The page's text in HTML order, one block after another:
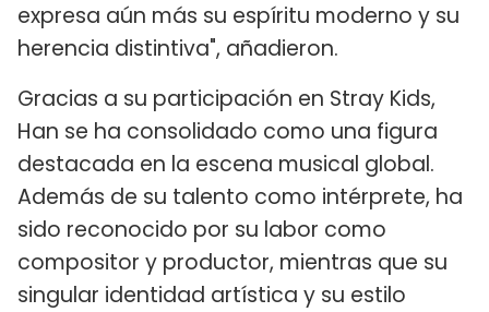
expresa aún más su espíritu moderno y su
herencia distintiva", añadieron.
Gracias a su participación en Stray Kids,
Han se ha consolidado como una figura
destacada en la escena musical global.
Además de su talento como intérprete, ha
sido reconocido por su labor como
compositor y productor, mientras que su
singular identidad artística y su estilo